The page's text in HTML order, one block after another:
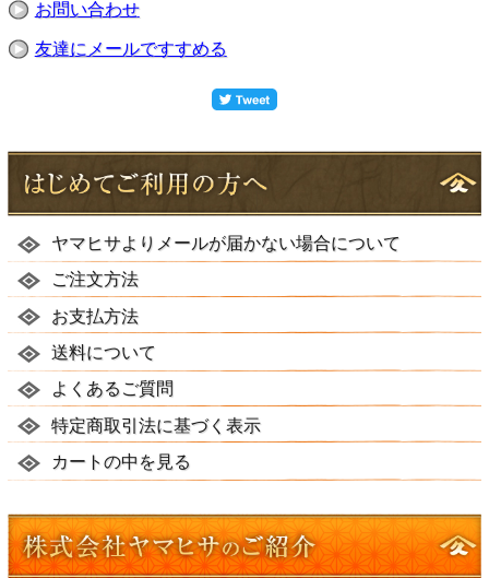
お問い合わせ
友達にメールですすめる
ヤマヒサよりメールが届かない場合について
ご注文方法
お支払方法
送料について
よくあるご質問
特定商取引法に基づく表示
カートの中を見る